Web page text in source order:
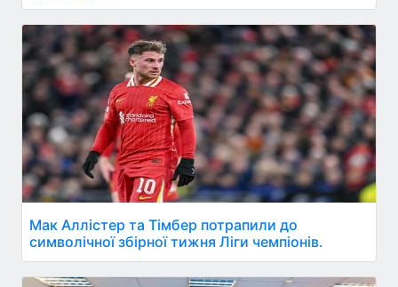
Мак Аллістер та Тімбер потрапили до
символічної збірної тижня Ліги чемпіонів.